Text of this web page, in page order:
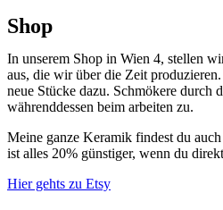
Shop
In unserem Shop in Wien 4, stellen
aus, die wir über die Zeit
neue Stücke dazu. Schmökere durch
währenddessen beim arbeiten zu.
Meine ganze Keramik findest du
ist alles 20% günstiger, wenn du
Hier gehts zu Etsy